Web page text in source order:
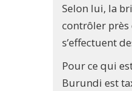
Selon lui, la
contrôler près
s’effectuent
Pour ce qui
Burundi est